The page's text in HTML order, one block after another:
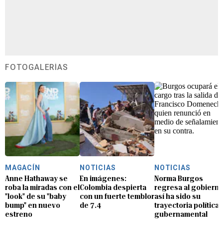
FOTOGALERÍAS
MAGACÍN
Anne Hathaway se
roba la miradas con el
"look" de su "baby
bump" en nuevo
estreno
NOTICIAS
En imágenes:
Colombia despierta
con un fuerte temblor
de 7.4
NOTICIAS
Norma Burgos
regresa al
así ha sido su
trayectoria política
gubernamental